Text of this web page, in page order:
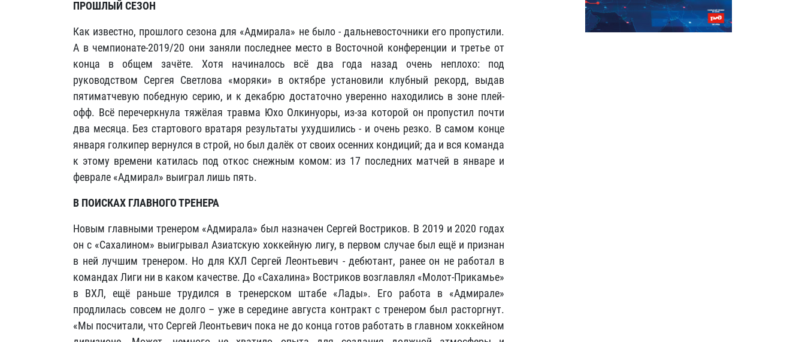
ПРОШЛЫЙ СЕЗОН
Как известно, прошлого сезона для «Адмирала» не было - дальневосточники его пропустили.
А в чемпионате-2019/20 они заняли последнее место в Восточной конференции и третье от
конца в общем зачёте. Хотя начиналось всё два года назад очень неплохо: под
руководством Сергея Светлова «моряки» в октябре установили клубный рекорд, выдав
пятиматчевую победную серию, и к декабрю достаточно уверенно находились в зоне плей-
офф. Всё перечеркнула тяжёлая травма Юхо Олкинуоры, из-за которой он пропустил почти
два месяца. Без стартового вратаря результаты ухудшились - и очень резко. В самом конце
января голкипер вернулся в строй, но был далёк от своих осенних кондиций; да и вся команда
к этому времени катилась под откос снежным комом: из 17 последних матчей в январе и
феврале «Адмирал» выиграл лишь пять.
В ПОИСКАХ ГЛАВНОГО ТРЕНЕРА
Новым главными тренером «Адмирала» был назначен Сергей Востриков. В 2019 и 2020 годах
он с «Сахалином» выигрывал Азиатскую хоккейную лигу, в первом случае был ещё и признан
в ней лучшим тренером. Но для КХЛ Сергей Леонтьевич - дебютант, ранее он не работал в
командах Лиги ни в каком качестве. До «Сахалина» Востриков возглавлял «Молот-Прикамье»
в ВХЛ, ещё раньше трудился в тренерском штабе «Лады». Его работа в «Адмирале»
продлилась совсем не долго – уже в середине августа контракт с тренером был расторгнут.
«Мы посчитали, что Сергей Леонтьевич пока не до конца готов работать в главном хоккейном